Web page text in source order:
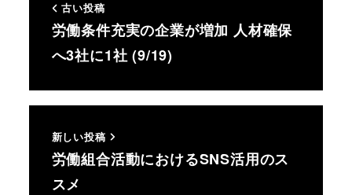
古い投稿
労働条件充実の企業が増加 人材確保
へ3社に1社 (9/19)
新しい投稿
労働組合活動におけるSNS活用のス
スメ